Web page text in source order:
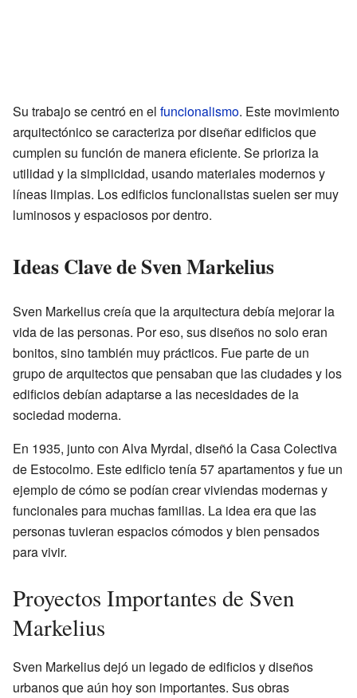
Su trabajo se centró en el funcionalismo. Este movimiento
arquitectónico se caracteriza por diseñar edificios que
cumplen su función de manera eficiente. Se prioriza la
utilidad y la simplicidad, usando materiales modernos y
líneas limpias. Los edificios funcionalistas suelen ser muy
luminosos y espaciosos por dentro.
Ideas Clave de Sven Markelius
Sven Markelius creía que la arquitectura debía mejorar la
vida de las personas. Por eso, sus diseños no solo eran
bonitos, sino también muy prácticos. Fue parte de un
grupo de arquitectos que pensaban que las ciudades y los
edificios debían adaptarse a las necesidades de la
sociedad moderna.
En 1935, junto con Alva Myrdal, diseñó la Casa Colectiva
de Estocolmo. Este edificio tenía 57 apartamentos y fue un
ejemplo de cómo se podían crear viviendas modernas y
funcionales para muchas familias. La idea era que las
personas tuvieran espacios cómodos y bien pensados
para vivir.
Proyectos Importantes de Sven
Markelius
Sven Markelius dejó un legado de edificios y diseños
urbanos que aún hoy son importantes. Sus obras